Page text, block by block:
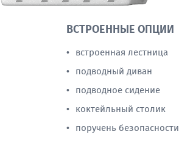
ВСТРОЕННЫЕ ОПЦИИ
• встроенная лестница
• подводный диван
• подводное сидение
• коктейльный столик
• поручень безопасности